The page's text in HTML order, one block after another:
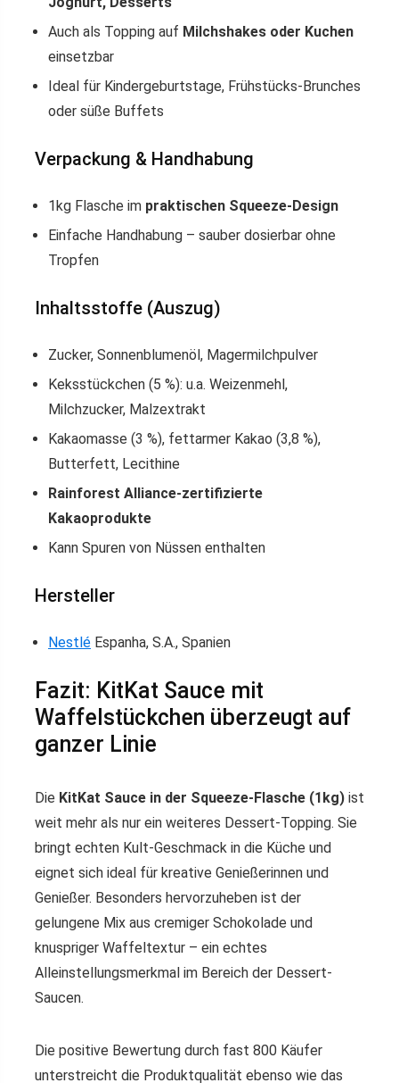
Auch als Topping auf Milchshakes oder Kuchen
einsetzbar
Ideal für Kindergeburtstage, Frühstücks-Brunches
oder süße Buffets
Verpackung & Handhabung
1kg Flasche im praktischen Squeeze-Design
Einfache Handhabung – sauber dosierbar ohne
Tropfen
Inhaltsstoffe (Auszug)
Zucker, Sonnenblumenöl, Magermilchpulver
Keksstückchen (5 %): u.a. Weizenmehl,
Milchzucker, Malzextrakt
Kakaomasse (3 %), fettarmer Kakao (3,8 %),
Butterfett, Lecithine
Rainforest Alliance-zertifizierte
Kakaoprodukte
Kann Spuren von Nüssen enthalten
Hersteller
Nestlé Espanha, S.A., Spanien
Fazit: KitKat Sauce mit
Waffelstückchen überzeugt auf
ganzer Linie
Die KitKat Sauce in der Squeeze-Flasche (1kg) ist
weit mehr als nur ein weiteres Dessert-Topping. Sie
bringt echten Kult-Geschmack in die Küche und
eignet sich ideal für kreative Genießerinnen und
Genießer. Besonders hervorzuheben ist der
gelungene Mix aus cremiger Schokolade und
knuspriger Waffeltextur – ein echtes
Alleinstellungsmerkmal im Bereich der Dessert-
Saucen.
Die positive Bewertung durch fast 800 Käufer
unterstreicht die Produktqualität ebenso wie das